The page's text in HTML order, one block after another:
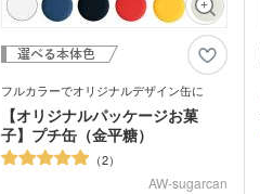
フルカラーでオリジナルデザイン缶に
【オリジナルパッケージお菓
子】プチ缶（金平糖）
2
AW-sugarcan
日傘(UV対策)
スポーツ
クールタオル